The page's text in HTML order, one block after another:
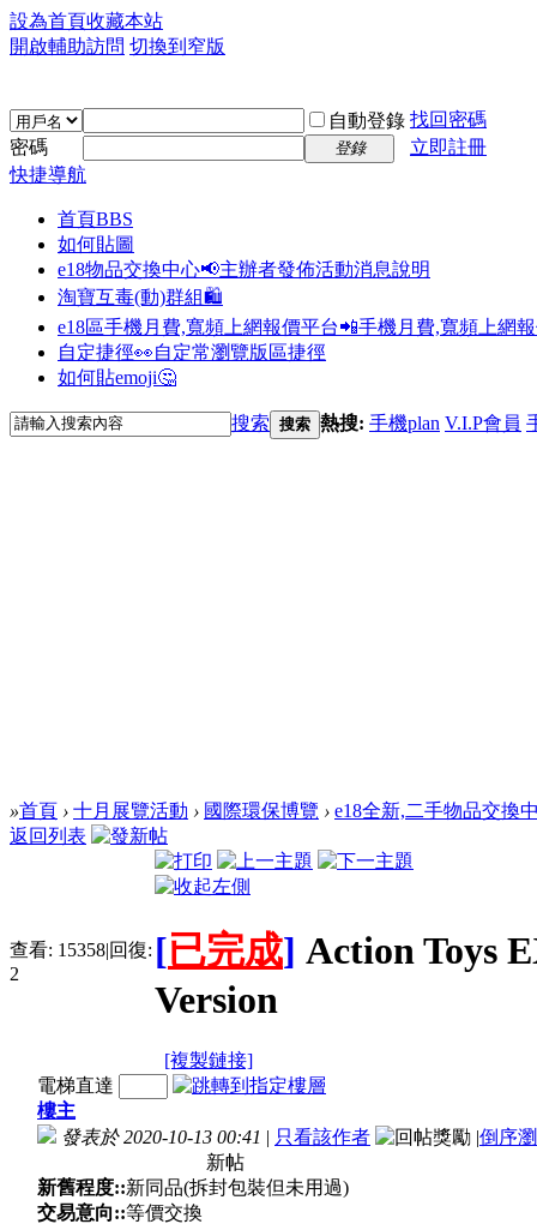
設為首頁收藏本站
開啟輔助訪問 切換到窄版
自動登錄 找回密碼
密碼
登錄
立即註冊
快捷導航
首頁BBS
如何貼圖
e18物品交換中心📢主辦者發佈活動消息說明
淘寶互毒(動)群組🛍️
e18區手機月費,寬頻上網報價平台📲手機月費,寬頻上網
自定捷徑👀自定常瀏覽版區捷徑
如何貼emoji🤔
搜索 搜索 熱搜: 手機plan V.I.P會員
»首頁 › 十月展覽活動 › 國際環保博覽 › e18全新,二手物品交換
返回列表
查看: 15358|回復:
2
[已完成] Action Toys
Version
[複製鏈接]
電梯直達
樓主
發表於 2020-10-13 00:41 | 只看該作者 |倒序
新帖
新舊程度::新同品(拆封包裝但未用過)
交易意向::等價交換